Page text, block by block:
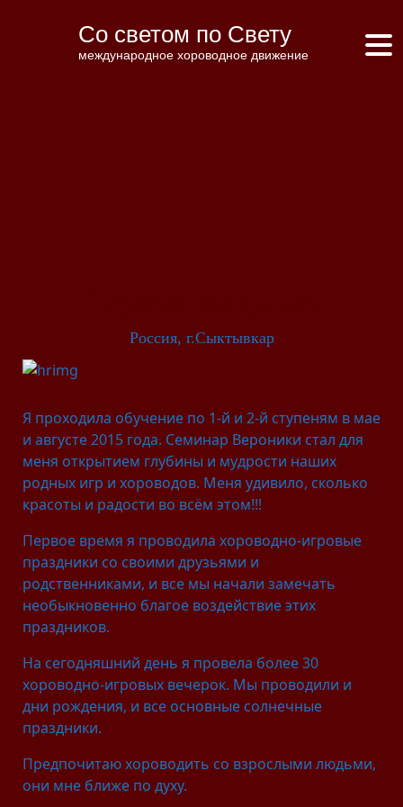
Со светом по Свету
международное хороводное движение
Россия, г.Сыктывкар
Я проходила обучение по 1-й и 2-й ступеням в мае
и августе 2015 года. Семинар Вероники стал для
меня открытием глубины и мудрости наших
родных игр и хороводов. Меня удивило, сколько
красоты и радости во всём этом!!!
Первое время я проводила хороводно-игровые
праздники со своими друзьями и
родственниками, и все мы начали замечать
необыкновенно благое воздействие этих
праздников.
На сегодняшний день я провела более 30
хороводно-игровых вечерок. Мы проводили и
дни рождения, и все основные солнечные
праздники.
Предпочитаю хороводить со взрослыми людьми,
они мне ближе по духу.